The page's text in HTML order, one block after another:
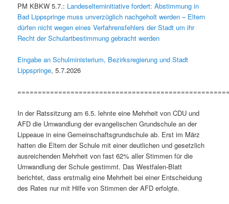
PM KBKW 5.7.: Landeselterninitiative fordert: Abstimmung in
Bad Lippspringe muss unverzüglich nachgeholt werden – Eltern
dürfen nicht wegen eines Verfahrensfehlers der Stadt um ihr
Recht der Schulartbestimmung gebracht werden
Eingabe an Schulministerium, Bezirksregierung und Stadt
Lippspringe, 5.7.2026
In der Ratssitzung am 6.5. lehnte eine Mehrheit von CDU und
AFD die Umwandlung der evangelischen Grundschule an der
Lippeaue in eine Gemeinschaftsgrundschule ab. Erst im März
hatten die Eltern der Schule mit einer deutlichen und gesetzlich
ausreichenden Mehrheit von fast 62% aller Stimmen für die
Umwandlung der Schule gestimmt. Das Westfalen-Blatt
berichtet, dass erstmalig eine Mehrheit bei einer Entscheidung
des Rates nur mit Hilfe von Stimmen der AFD erfolgte.